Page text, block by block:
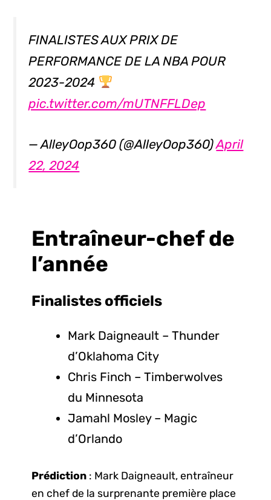
FINALISTES AUX PRIX DE
PERFORMANCE DE LA NBA POUR
2023-2024
pic.twitter.com/mUTNFFLDep
— AlleyOop360 (@AlleyOop360)April
22, 2024
Entraîneur-chef de
l’année
Finalistes officiels
Mark Daigneault – Thunder
d’Oklahoma City
Chris Finch – Timberwolves
du Minnesota
Jamahl Mosley – Magic
d’Orlando
Prédiction : Mark Daigneault, entraîneur
en chef de la surprenante première place